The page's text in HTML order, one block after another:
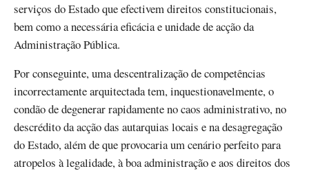
serviços do Estado que efectivem direitos constitucionais,
bem como a necessária eficácia e unidade de acção da
Administração Pública.
Por conseguinte, uma descentralização de competências
incorrectamente arquitectada tem, inquestionavelmente, o
condão de degenerar rapidamente no caos administrativo, no
descrédito da acção das autarquias locais e na desagregação
do Estado, além de que provocaria um cenário perfeito para
atropelos à legalidade, à boa administração e aos direitos dos